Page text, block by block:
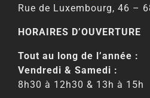
Rue de Luxembourg, 46 –
HORAIRES D’OUVERTURE
Tout au long de l’année :
Vendredi & Samedi :
8h30 à 12h30 & 13h à 15h